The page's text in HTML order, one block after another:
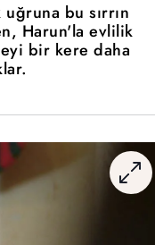
bu sırrın
Harun'la evlilik
bir kere daha